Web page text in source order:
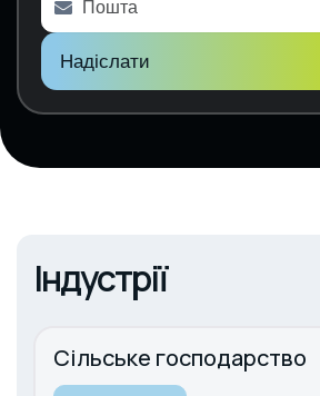
Надіслати
e
Індустрії
Сільське господарство